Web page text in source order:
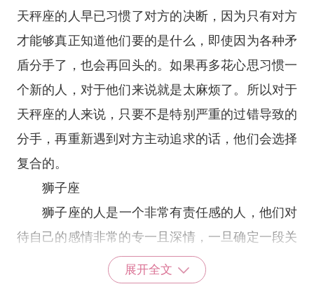
天秤座的人早已习惯了对方的决断，因为只有对方
才能够真正知道他们要的是什么，即使因为各种矛
盾分手了，也会再回头的。如果再多花心思习惯一
个新的人，对于他们来说就是太麻烦了。所以对于
天秤座的人来说，只要不是特别严重的过错导致的
分手，再重新遇到对方主动追求的话，他们会选择
复合的。
狮子座
狮子座的人是一个非常有责任感的人，他们对
待自己的感情非常的专一且深情，一旦确定一段关
系后，就会对对方一心一意，但是狮子座的人又是
一个极度高傲、自尊心强的星座，在感情中很多时
展开全文